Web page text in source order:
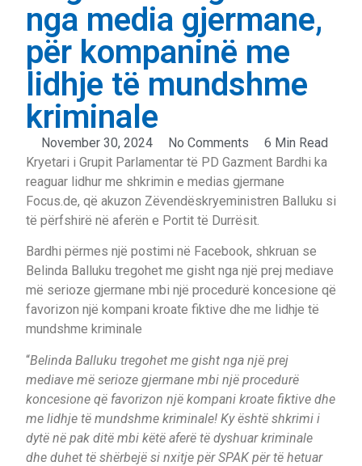
nga media gjermane,
për kompaninë me
lidhje të mundshme
kriminale
November 30, 2024 No Comments
6 Min Read
Kryetari i Grupit Parlamentar të PD Gazment Bardhi ka
reaguar lidhur me shkrimin e medias gjermane
Focus.de, që akuzon Zëvendëskryeministren Balluku si
të përfshirë në aferën e Portit të Durrësit.
Bardhi përmes një postimi në Facebook, shkruan se
Belinda Balluku tregohet me gisht nga një prej mediave
më serioze gjermane mbi një procedurë koncesione që
favorizon një kompani kroate fiktive dhe me lidhje të
mundshme kriminale
“Belinda Balluku tregohet me gisht nga një prej
mediave më serioze gjermane mbi një procedurë
koncesione që favorizon një kompani kroate fiktive dhe
me lidhje të mundshme kriminale! Ky është shkrimi i
dytë në pak ditë mbi këtë aferë të dyshuar kriminale
dhe duhet të shërbejë si nxitje për SPAK për të hetuar